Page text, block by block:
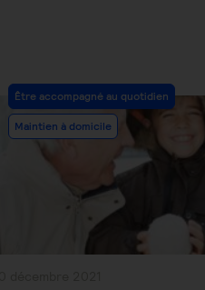
Post
Category:
Être accompagné au quotidien
Maintien à domicile